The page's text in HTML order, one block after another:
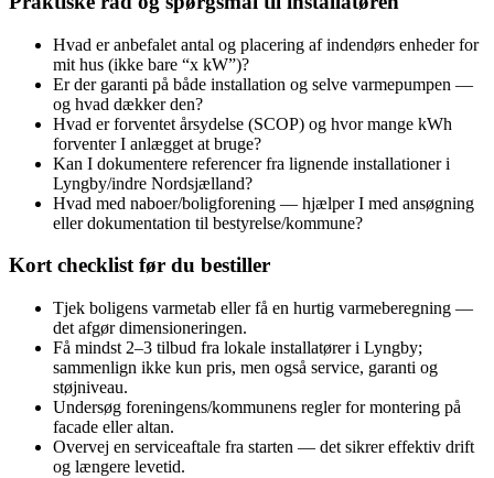
Hvad er anbefalet antal og placering af indendørs enheder for
mit hus (ikke bare “x kW”)?
Er der garanti på både installation og selve varmepumpen —
og hvad dækker den?
Hvad er forventet årsydelse (SCOP) og hvor mange kWh
forventer I anlægget at bruge?
Kan I dokumentere referencer fra lignende installationer i
Lyngby/indre Nordsjælland?
Hvad med naboer/boligforening — hjælper I med ansøgning
eller dokumentation til bestyrelse/kommune?
Kort checklist før du bestiller
Tjek boligens varmetab eller få en hurtig varmeberegning —
det afgør dimensioneringen.
Få mindst 2–3 tilbud fra lokale installatører i Lyngby;
sammenlign ikke kun pris, men også service, garanti og
støjniveau.
Undersøg foreningens/kommunens regler for montering på
facade eller altan.
Overvej en serviceaftale fra starten — det sikrer effektiv drift
og længere levetid.